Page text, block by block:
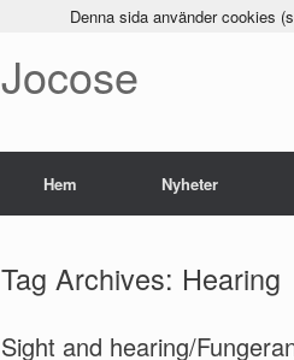
Jocose
Hem Nyheter
Tag Archives: Hearing
Sight and hearing/
Denna sida använder cookies